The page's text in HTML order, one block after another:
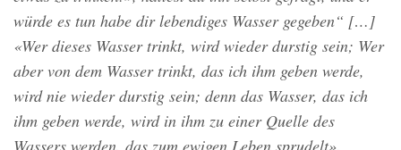
würde es tun habe dir lebendiges Wasser gegeben“ […]
«Wer dieses Wasser trinkt, wird wieder durstig sein; Wer
aber von dem Wasser trinkt, das ich ihm geben werde,
wird nie wieder durstig sein; denn das Wasser, das ich
ihm geben werde, wird in ihm zu einer Quelle des
Wassers werden, das zum ewigen Leben sprudelt».